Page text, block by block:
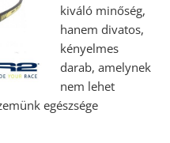
kiváló minőség,
hanem divatos,
kényelmes
darab, amelynek
nem lehet
egészsége